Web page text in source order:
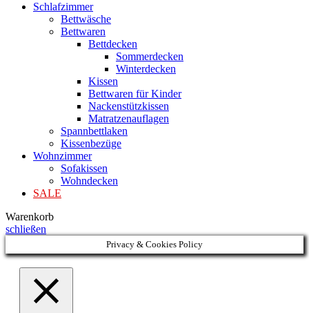
Schlafzimmer
Bettwäsche
Bettwaren
Bettdecken
Sommerdecken
Winterdecken
Kissen
Bettwaren für Kinder
Nackenstützkissen
Matratzenauflagen
Spannbettlaken
Kissenbezüge
Wohnzimmer
Sofakissen
Wohndecken
SALE
Warenkorb
schließen
Privacy & Cookies Policy